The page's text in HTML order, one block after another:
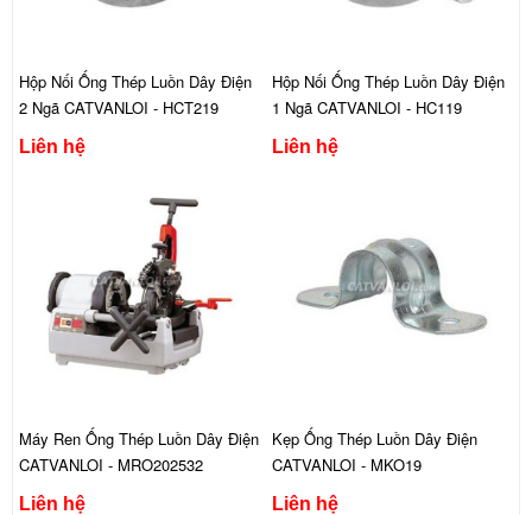
Hộp Nối Ống Thép Luồn Dây Điện
2 Ngã CATVANLOI - HCT219
Liên hệ
Hộp Nối Ống Thép Luồn Dây Điện
1 Ngã CATVANLOI - HC119
Liên hệ
Máy Ren Ống Thép Luồn Dây Điện
CATVANLOI - MRO202532
Liên hệ
Kẹp Ống Thép Luồn Dây Điện
CATVANLOI - MKO19
Liên hệ